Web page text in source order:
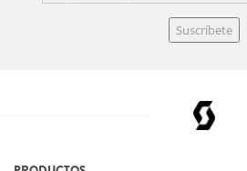
Suscríbete